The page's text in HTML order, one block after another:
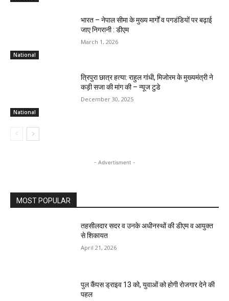
National
भारत – नेपाल सीमा के मुख्य मार्गों व पगडंडियों पर बढ़ाई
जाए निगरानी : डीएम
March 1, 2026
National
त्रिपुरा छात्र हत्या: राहुल गांधी, मिजोरम के मुख्यमंत्री ने
कड़ी सजा की मांग की – न्यूज टुडे
December 30, 2025
- Advertisment -
MOST POPULAR
तहसीलदार सदर व उनके अधीनस्थों की डीएम व आयुक्त
से शिकायत
April 21, 2026
पुल कैंपस ड्राइव 13 को, युवाओं को होगी रोजगार देने की
पहल